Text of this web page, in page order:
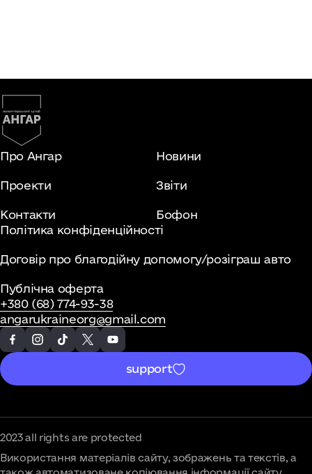
Про Ангар
Проекти
Контакти
Новини
Звіти
Бофон
Політика конфіденційності
Договір про благодійну допомогу/розіграш авто
Публічна оферта
+380 (68) 774-93-38
angarukraineorg@gmail.com
support
2023 all rights are protected
Використання матеріалів сайту, зображень та текстів, а